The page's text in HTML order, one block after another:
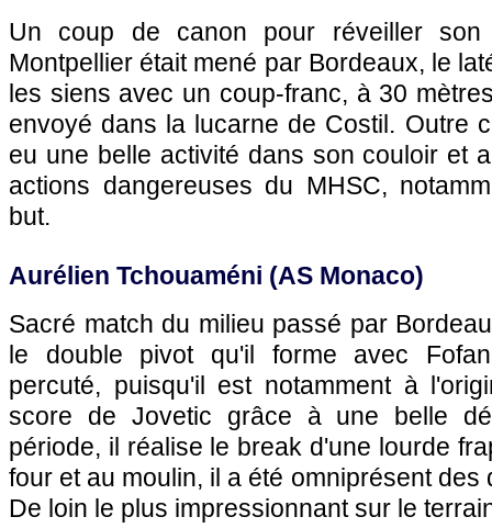
Un coup de canon pour réveiller
Montpellier était mené par Bordeaux, le
les siens avec un coup-franc, à 30
envoyé dans la lucarne de Costil. Outre
eu une belle activité dans son couloir et
actions dangereuses du MHSC,
but.
Aurélien Tchouaméni (AS Monaco)
Sacré match du milieu passé par
le double pivot qu'il forme avec
percuté, puisqu'il est notamment à
score de Jovetic grâce à une belle
période, il réalise le break d'une lourde
four et au moulin, il a été omniprésent des
De loin le plus impressionnant sur le